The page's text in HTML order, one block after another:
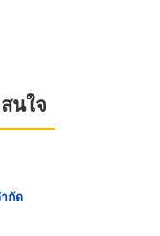
นใจ
กัด